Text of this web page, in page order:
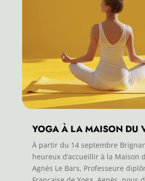
YOGA À LA MAISON DU
À partir du 14 septembre
heureux d’accueillir à la Maison
Agnès Le Bars, Professeure